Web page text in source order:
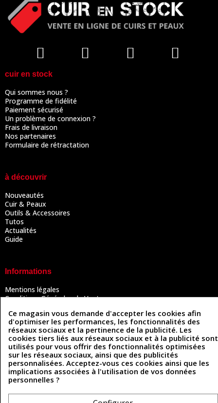
cuir en stock
Qui sommes nous ?
Programme de fidélité
Paiement sécurisé
Un problème de connexion ?
Frais de livraison
Nos partenaires
Formulaire de rétractation
à découvrir
Nouveautés
Cuir & Peaux
Outils & Accessoires
Tutos
Actualités
Guide
Informations
Mentions légales
Conditions Générales de Vente
Politique des cookies
Contactez-nous
Coordonnées
493 Chemin de Catougnac
81300 Graulhet
Ce magasin vous demande d'accepter les cookies afin
d'optimiser les performances, les fonctionnalités des
réseaux sociaux et la pertinence de la publicité. Les
cookies tiers liés aux réseaux sociaux et à la publicité sont
utilisés pour vous offrir des fonctionnalités optimisées
sur les réseaux sociaux, ainsi que des publicités
personnalisées. Acceptez-vous ces cookies ainsi que les
implications associées à l'utilisation de vos données
personnelles ?